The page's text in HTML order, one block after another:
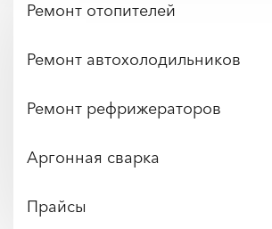
Ремонт отопителей
Ремонт автохолодильников
Ремонт рефрижераторов
Аргонная сварка
Прайсы